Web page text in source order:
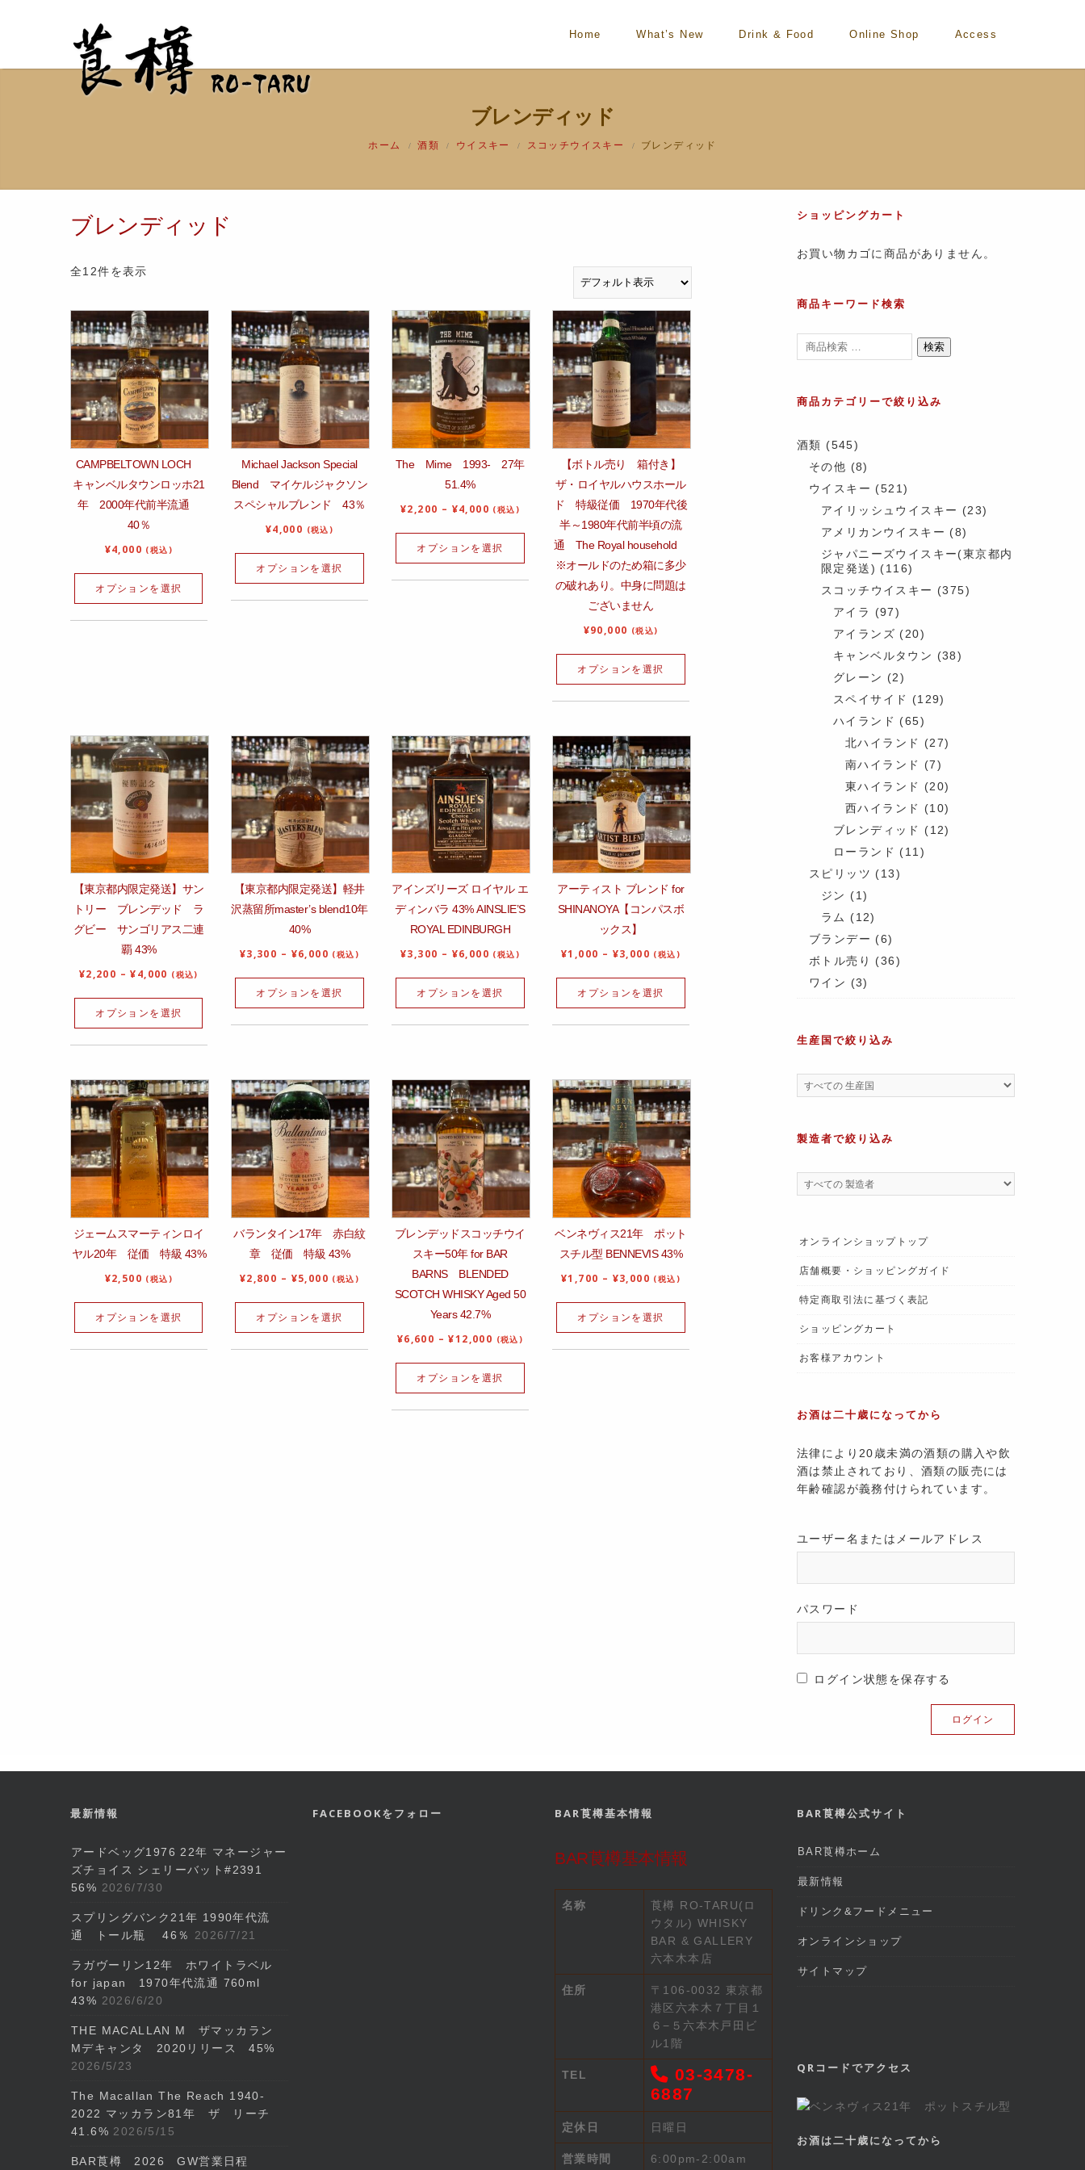
Home What’s New Drink & Food Online Shop Access
ブレンディッド
ホーム / 酒類 / ウイスキー / スコッチウイスキー / ブレンディッド
ブレンディッド
全12件を表示
CAMPBELTOWN LOCH
キャンベルタウンロッホ21
年 2000年代前半流通
40％
¥4,000 (税込)
オプションを選択
Michael Jackson Special
Blend マイケルジャクソン
スペシャルブレンド 43％
¥4,000 (税込)
オプションを選択
The Mime 1993‐ 27年
51.4%
¥2,200 – ¥4,000 (税込)
オプションを選択
【ボトル売り 箱付き】
ザ・ロイヤルハウスホール
ド 特級従価 1970年代後
半～1980年代前半頃の流
通 The Royal household
※オールドのため箱に多少
の破れあり。中身に問題は
ございません
¥90,000 (税込)
オプションを選択
【東京都内限定発送】サン
トリー ブレンデッド ラ
グビー サンゴリアス二連
覇 43%
¥2,200 –¥4,000 (税込)
オプションを選択
【東京都内限定発送】軽井
沢蒸留所master’s blend10年
40%
¥3,300 – ¥6,000 (税込)
オプションを選択
アインズリーズ ロイヤル エ
ディンバラ 43% AINSLIE’S
ROYAL EDINBURGH
¥3,300 – ¥6,000 (税込)
オプションを選択
アーティスト ブレンド for
SHINANOYA【コンパスボ
ックス】
¥1,000 – ¥3,000 (税込)
オプションを選択
ジェームスマーティンロイ
ヤル20年 従価 特級 43%
¥2,500 (税込)
オプションを選択
バランタイン17年 赤白紋
章 従価 特級 43%
¥2,800 – ¥5,000 (税込)
オプションを選択
ブレンデッドスコッチウイ
スキー50年 for BAR
BARNS BLENDED
SCOTCH WHISKY Aged 50
Years 42.7%
¥6,600 –¥12,000 (税込)
オプションを選択
ベンネヴィス21年 ポット
スチル型 BENNEVIS 43%
¥1,700 – ¥3,000 (税込)
オプションを選択
ショッピングカート
お買い物カゴに商品がありません。
商品キーワード検索
検索
商品カテゴリーで絞り込み
酒類 (545)
その他 (8)
ウイスキー (521)
アイリッシュウイスキー (23)
アメリカンウイスキー (8)
ジャパニーズウイスキー(東京都内
限定発送) (116)
スコッチウイスキー (375)
アイラ
(97)
アイランズ (20)
キャンベルタウン (38)
グレーン (2)
スペイサイド
(129)
ハイランド (65)
北ハイランド
(27)
南ハイランド
(7)
東ハイランド
(20)
西ハイランド
(10)
ブレンディッド
(12)
ローランド (11)
スピリッツ (13)
ジン (1)
ラム
(12)
ブランデー (6)
ボトル売り
(36)
ワイン (3)
生産国で絞り込み
製造者で絞り込み
オンラインショップトップ
店舗概要・ショッピングガイド
特定商取引法に基づく表記
ショッピングカート
お客様アカウント
お酒は二十歳になってから
法律により20歳未満の酒類の購入や飲
酒は禁止されており、酒類の販売には
年齢確認が義務付けられています。
ユーザー名またはメールアドレス
パスワード
ログイン状態を保存する
最新情報
アードベッグ1976 22年 マネージャー
ズチョイス シェリーバット#2391
56% 2026/7/30
スプリングバンク21年 1990年代流
通 トール瓶 46％
2026/7/21
ラガヴーリン12年 ホワイトラベル
for japan 1970年代流通 760ml
43% 2026/6/20
THE MACALLAN M ザマッカラン
Mデキャンタ 2020リリース 45%
2026/5/23
The Macallan The Reach 1940-
2022 マッカラン81年 ザ リーチ
41.6% 2026/5/15
BAR莨樽 2026 GW営業日程
FACEBOOKをフォロー BAR莨樽基本情報
BAR莨樽基本情報
名称
莨樽 RO-TARU(ロ
ウタル) WHISKY
BAR & GALLERY
六本木本店
住所
〒106-0032 東京都
港区六本木７丁目１
６−５六本木戸田ビ
ル1階
TEL
03-3478-
6887
定休日 日曜日
営業時間 6:00pm-2:00am
BAR莨樽公式サイト
BAR莨樽ホーム
最新情報
ドリンク&フードメニュー
オンラインショップ
サイトマップ
QRコードでアクセス
お酒は二十歳になってから